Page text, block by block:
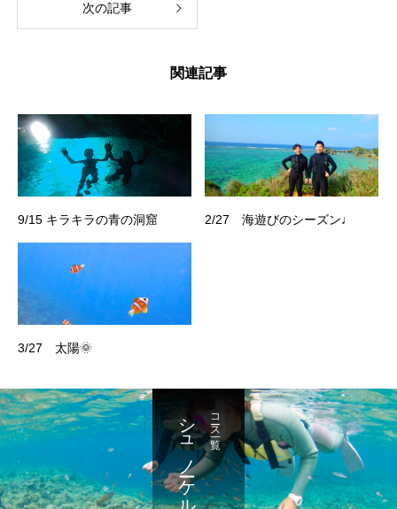
次の記事
関連記事
9/15 キラキラの青の洞窟 2/27 海遊びのシーズン♩
3/27 太陽🌞
コース一覧
シュノーケル